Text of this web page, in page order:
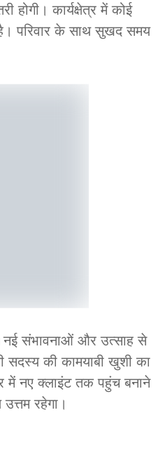
होगी। कार्यक्षेत्र में कोई
है। परिवार के साथ सुखद समय
संभावनाओं और उत्साह से
सदस्य की कामयाबी खुशी का
में नए क्लाइंट तक पहुंच बनाने
रहेगा।